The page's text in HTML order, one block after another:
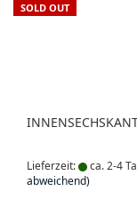
SOLD OUT
Lieferzeit: ca. 2-4
abweichend)